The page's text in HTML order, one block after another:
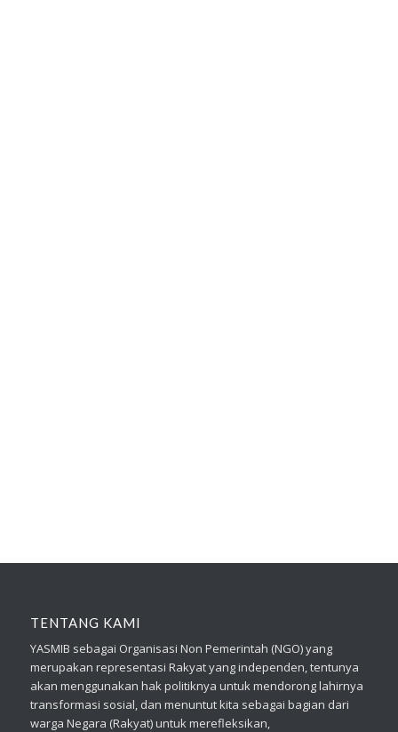
TENTANG KAMI
YASMIB sebagai Organisasi Non Pemerintah (NGO) yang
merupakan representasi Rakyat yang independen, tentunya
akan menggunakan hak politiknya untuk mendorong lahirnya
transformasi sosial, dan menuntut kita sebagai bagian dari
warga Negara (Rakyat) untuk merefleksikan,